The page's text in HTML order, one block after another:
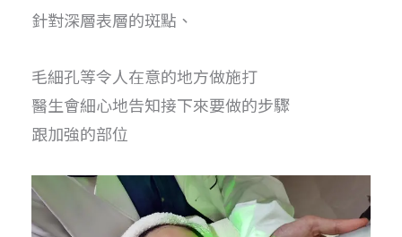
針對深層表層的斑點、
毛細孔等令人在意的地方做施打
醫生會細心地告知接下來要做的步驟
跟加強的部位